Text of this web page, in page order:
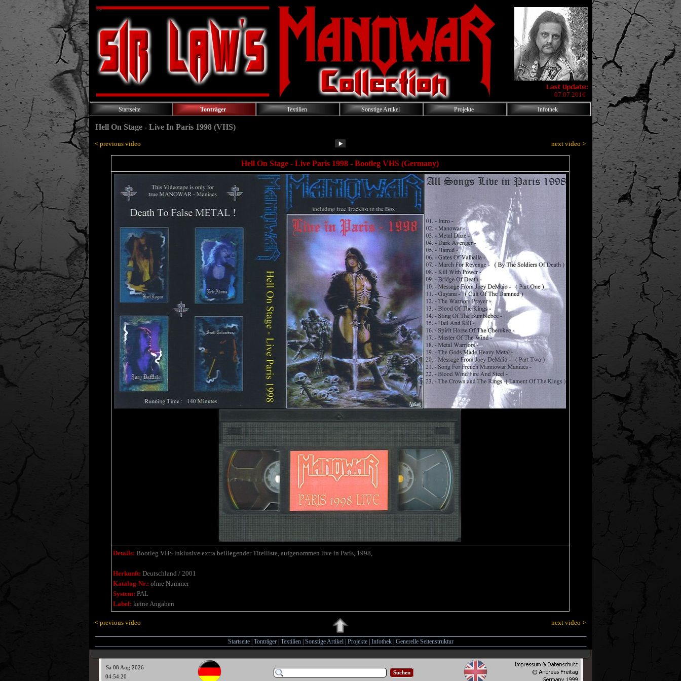
07.07.2016
Startseite Tonträger Textilien Sonstige Artikel Projekte Infothek
Hell On Stage - Live In Paris 1998 (VHS)
< previous video next video >
Hell On Stage - Live Paris 1998 - Bootleg VHS (Germany)
Details: Bootleg VHS inklusive extra beiliegender Titelliste, aufgenommen live in Paris, 1998,
Herkunft: Deutschland / 2001
Katalog-Nr.: ohne Nummer
System: PAL
Label: keine Angaben
< previous video next video >
Startseite| Tonträger| Textilien| Sonstige Artikel| Projekte| Infothek| Generelle Seitenstruktur
Suchen
Sa 08 Aug 2026
04:54:21